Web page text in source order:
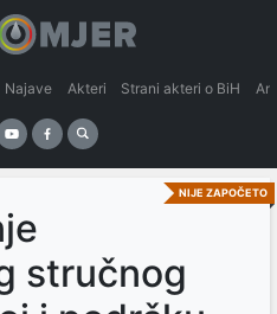
Najave Akteri Strani akteri o BiH
NIJE ZAPOČETO
stručnog